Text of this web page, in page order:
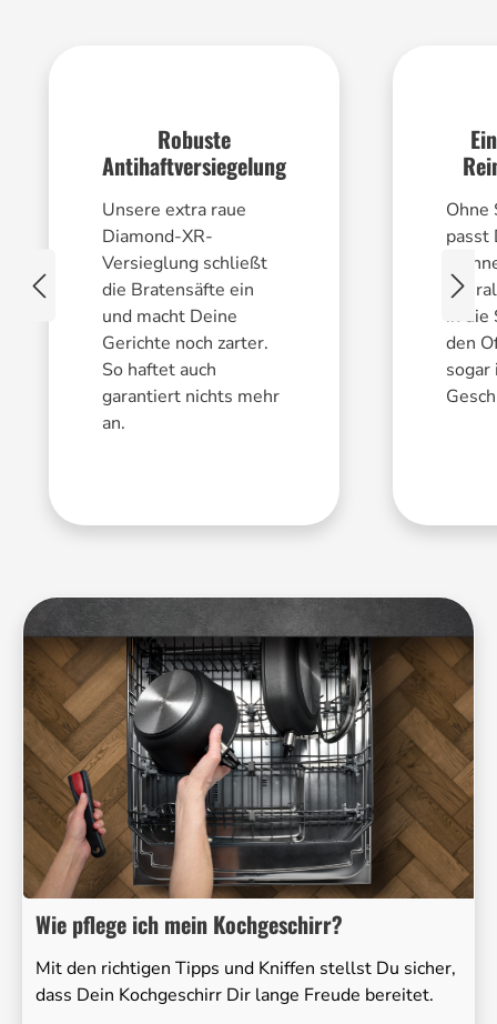
Robuste
Antihaftversiegelung
Unsere extra raue
Diamond-XR-
Versieglung schließt
die Bratensäfte ein
und macht Deine
Gerichte noch zarter.
So haftet auch
garantiert nichts mehr
an.
Ohne
passt
in die
den
sogar
Wie pflege ich mein Kochgeschirr?
Mit den richtigen Tipps und Kniffen stellst Du sicher,
dass Dein Kochgeschirr Dir lange Freude bereitet.